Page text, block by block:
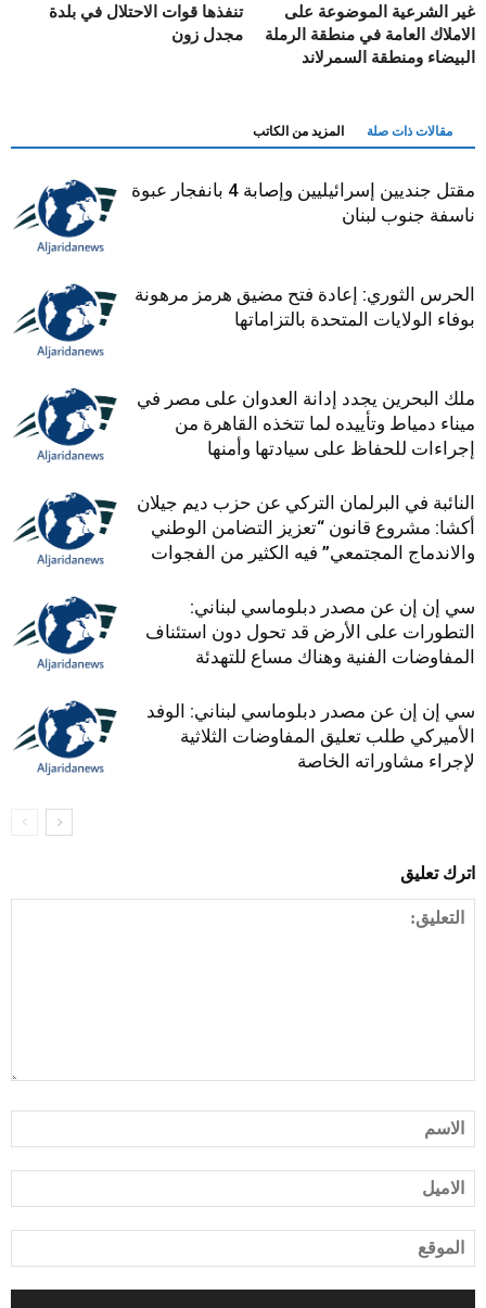
تنفذها قوات الاحتلال في بلدة
مجدل زون
غير الشرعية الموضوعة على
الاملاك العامة في منطقة الرملة
البيضاء ومنطقة السمرلاند
مقالات ذات صلة المزيد من الكاتب
مقتل جنديين إسرائيليين وإصابة 4 بانفجار عبوة
ناسفة جنوب لبنان
الحرس الثوري: إعادة فتح مضيق هرمز مرهونة
بوفاء الولايات المتحدة بالتزاماتها
ملك البحرين يجدد إدانة العدوان على مصر في
ميناء دمياط وتأييده لما تتخذه القاهرة من
إجراءات للحفاظ على سيادتها وأمنها
النائبة في البرلمان التركي عن حزب ديم جيلان
أكشا: مشروع قانون “تعزيز التضامن الوطني
والاندماج المجتمعي” فيه الكثير من الفجوات
سي إن إن عن مصدر دبلوماسي لبناني:
التطورات على الأرض قد تحول دون استئناف
المفاوضات الفنية وهناك مساع للتهدئة
سي إن إن عن مصدر دبلوماسي لبناني: الوفد
الأميركي طلب تعليق المفاوضات الثلاثية
لإجراء مشاوراته الخاصة
اترك تعليق